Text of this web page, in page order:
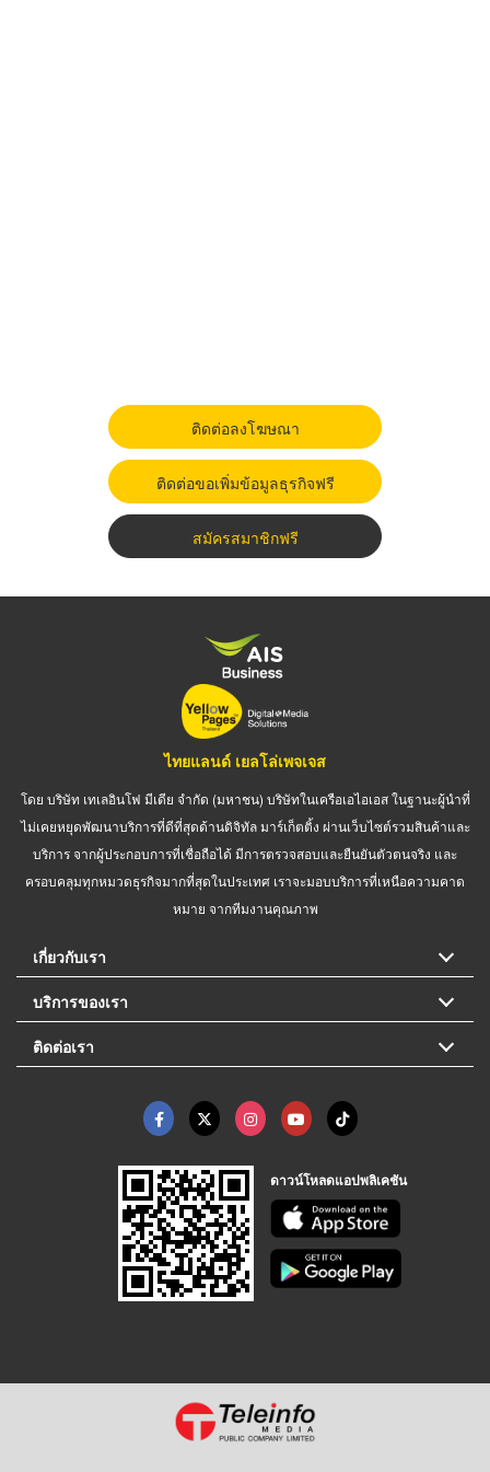
ติดต่อลงโฆษณา
ติดต่อขอเพิ่มข้อมูลธุรกิจฟรี
สมัครสมาชิกฟรี
ไทยแลนด์ เยลโล่เพจเจส
โดย บริษัท เทเลอินโฟ มีเดีย จำกัด (มหาชน) บริษัทในเครือเอไอเอส ในฐานะผู้นำที่
ไม่เคยหยุดพัฒนาบริการที่ดีที่สุดด้านดิจิทัล มาร์เก็ตติ้ง ผ่านเว็บไซต์รวมสินค้าและ
บริการ จากผู้ประกอบการที่เชื่อถือได้ มีการตรวจสอบและยืนยันตัวตนจริง และ
ครอบคลุมทุกหมวดธุรกิจมากที่สุดในประเทศ เราจะมอบบริการที่เหนือความคาด
หมาย จากทีมงานคุณภาพ
เกี่ยวกับเรา
บริการของเรา
ติดต่อเรา
ดาวน์โหลดแอปพลิเคชัน